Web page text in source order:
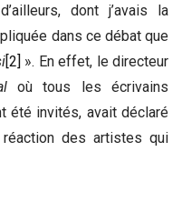
dont j’avais la
dans ce débat que
[2] ». En effet, le directeur
où tous les écrivains
été invités, avait déclaré
des artistes qui